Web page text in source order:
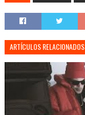
ARTÍCULOS RELACIONADOS